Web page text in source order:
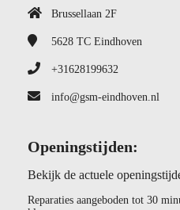
Brussellaan 2F
5628 TC Eindhoven
+31628199632
info@gsm-eindhoven.nl
Openingstijden:
Bekijk de actuele
Reparaties aangeboden tot 30